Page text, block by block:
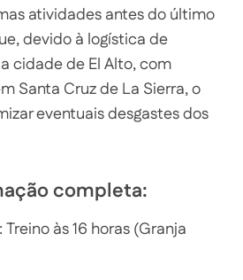
atividades antes do último
devido à logística de
cidade de El Alto, com
Santa Cruz de La Sierra, o
eventuais desgastes dos
completa:
às 16 horas (Granja